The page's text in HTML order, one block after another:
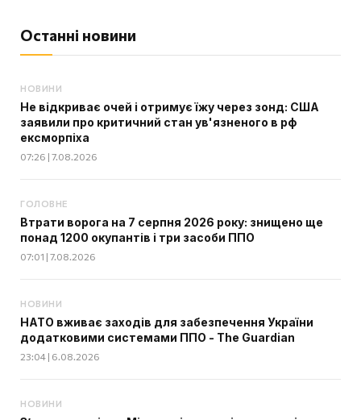
Останні новини
НОВИНИ
Не відкриває очей і отримує їжу через зонд: США
заявили про критичний стан ув'язненого в рф
ексморпіха
07:26 | 7.08.2026
ГОЛОВНЕ
Втрати ворога на 7 серпня 2026 року: знищено ще
понад 1200 окупантів і три засоби ППО
07:01 | 7.08.2026
НОВИНИ
НАТО вживає заходів для забезпечення України
додатковими системами ППО - The Guardian
23:04 | 6.08.2026
НОВИНИ